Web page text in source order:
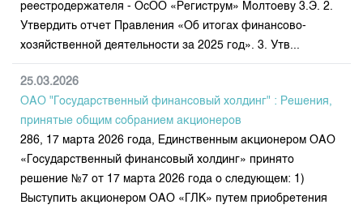
реестродержателя - ОсОО «Региструм» Молтоеву 3.Э. 2.
Утвердить отчет Правления «Об итогах финансово-
хозяйственной деятельности за 2025 год». 3. Утв...
25.03.2026
ОАО "Государственный финансовый холдинг" : Решения,
принятые общим собранием акционеров
286, 17 марта 2026 года, Единственным акционером ОАО
«Государственный финансовый холдинг» принято
решение №7 от 17 марта 2026 года о следующем: 1)
Выступить акционером ОАО «ГЛК» путем приобретения